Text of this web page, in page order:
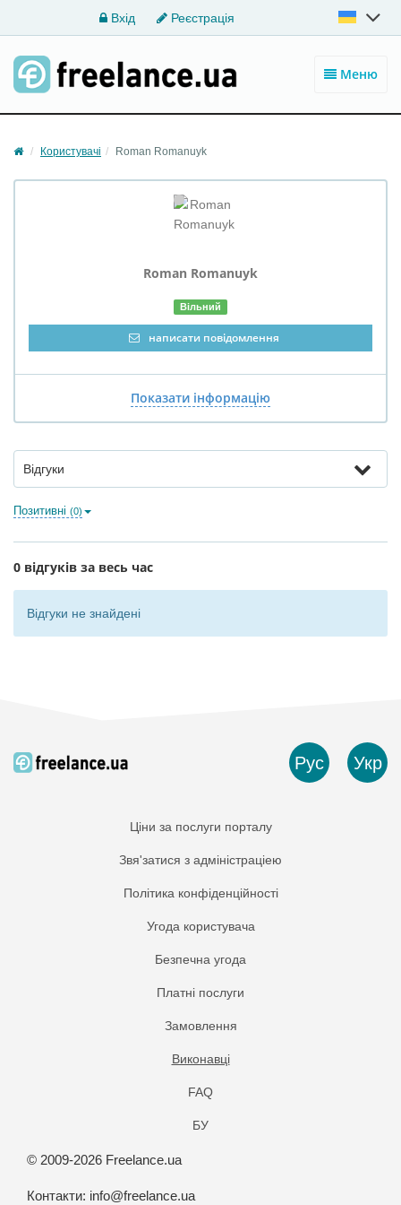
Вхід Реєстрація
Меню
Користувачі Roman Romanuyk
Roman Romanuyk
Вільний
написати повідомлення
Показати інформацію
Відгуки
Позитивні (0)
0 відгуків за весь час
Відгуки не знайдені
Рус Укр
Ціни за послуги порталу
Звя'затися з адміністраціею
Політика конфіденційності
Угода користувача
Безпечна угода
Платнi послуги
Замовлення
Виконавці
FAQ
БУ
© 2009-2026 Freelance.ua
Контакти: info@freelance.ua